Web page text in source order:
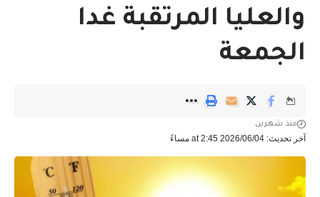
والعليا المرتقبة غدا
الجمعة
آخر تحديث: 2026/06/04 at 2:45 مساءً
منذ شهرين